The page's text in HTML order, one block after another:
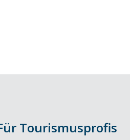
Tourismusprofis